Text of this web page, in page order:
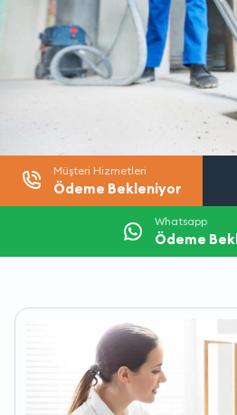
Müşteri Hizmetleri
Ödeme Bekleniyor
Whatsapp
Ödeme